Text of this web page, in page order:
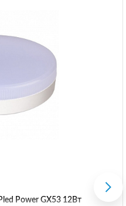
Power GX53 12Вт